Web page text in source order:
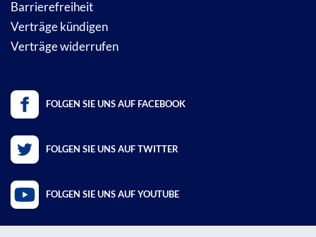
Barrierefreiheit
Verträge kündigen
Verträge widerrufen
FOLGEN SIE UNS AUF FACEBOOK
FOLGEN SIE UNS AUF TWITTER
FOLGEN SIE UNS AUF YOUTUBE